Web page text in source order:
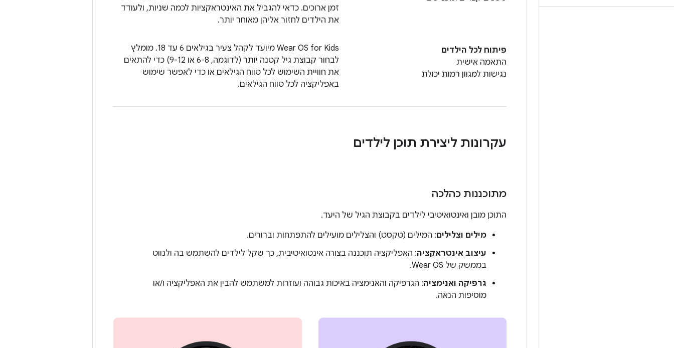
זמן ארוכים. כדאי להגביל את האינטראקציות לכמה שניות, ולעודד
את הילדים לחזור אליהן מאוחר יותר.
פיתוח לכל הילדים
התאמה אישית
נגישות למגוון רמות יכולת
Wear OS for Kids מיועד לקהל צעיר בגילאים 6 עד 18. מומלץ
לבחור קבוצת גיל קטנה יותר (לדוגמה, 6-8 או 9-12) כדי להתאים
את חוויית השימוש לכל טווח הגילאים או כדי לאפשר שימוש
באפליקציה לכל טווח הגילאים.
עקרונות ליצירת תוכן לילדים
מתוכננות כהלכה
התוכן מובן ואינטואיטיבי לילדים בקבוצת הגיל של היעד.
מילים וצלילים: המילים (טקסט) והצלילים מועילים להתפתחות וברורים.
עיצוב אינטראקציה: האפליקציה תוכננה בצורה אינטואיטיבית, כך שקל לילדים להשתמש בה ולנווט
בממשק של Wear OS.
גרפיקה ואנימציה: הגרפיקה והאנימציה באיכות גבוהה ועוזרות למשתמש להבין את האפליקציה ו/או
מוסיפות הנאה.